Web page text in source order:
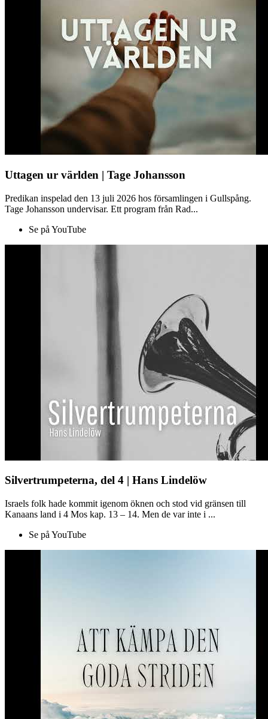
Uttagen ur världen | Tage Johansson
Predikan inspelad den 13 juli 2026 hos församlingen i Gullspång.
Tage Johansson undervisar. Ett program från Rad...
Se på YouTube
Silvertrumpeterna, del 4 | Hans Lindelöw
Israels folk hade kommit igenom öknen och stod vid gränsen till
Kanaans land i 4 Mos kap. 13 – 14. Men de var inte i ...
Se på YouTube